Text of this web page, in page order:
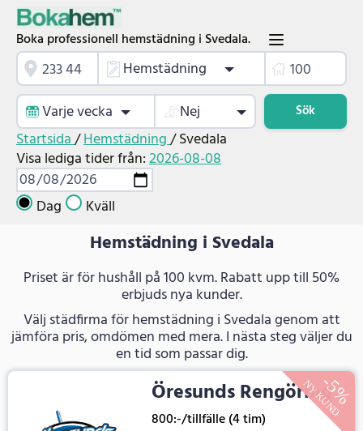
Boka professionell hemstädning i Svedala.
Hemstädning
Varje vecka
Nej Sök
Startsida/Hemstädning/Svedala
Visa lediga tider från:2026-08-08
Dag Kväll
Hemstädning i Svedala
Priset är för hushåll på 100 kvm. Rabatt upp till 50%
erbjuds nya kunder.
Välj städfirma för hemstädning i Svedala genom att
jämföra pris, omdömen med mera. I nästa steg väljer du
en tid som passar dig.
Öresunds Rengöring
800:-/tillfälle (4 tim)